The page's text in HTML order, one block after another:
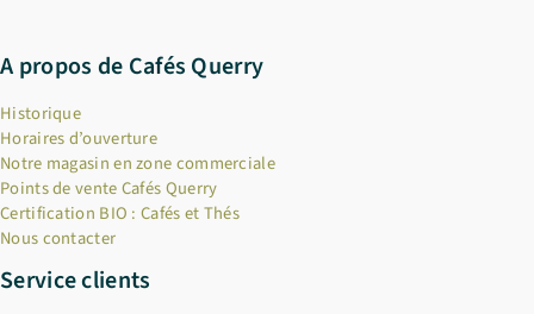
A propos de Cafés Querry
Historique
Horaires d’ouverture
Notre magasin en zone commerciale
Points de vente Cafés Querry
Certification BIO : Cafés et Thés
Nous contacter
Service clients